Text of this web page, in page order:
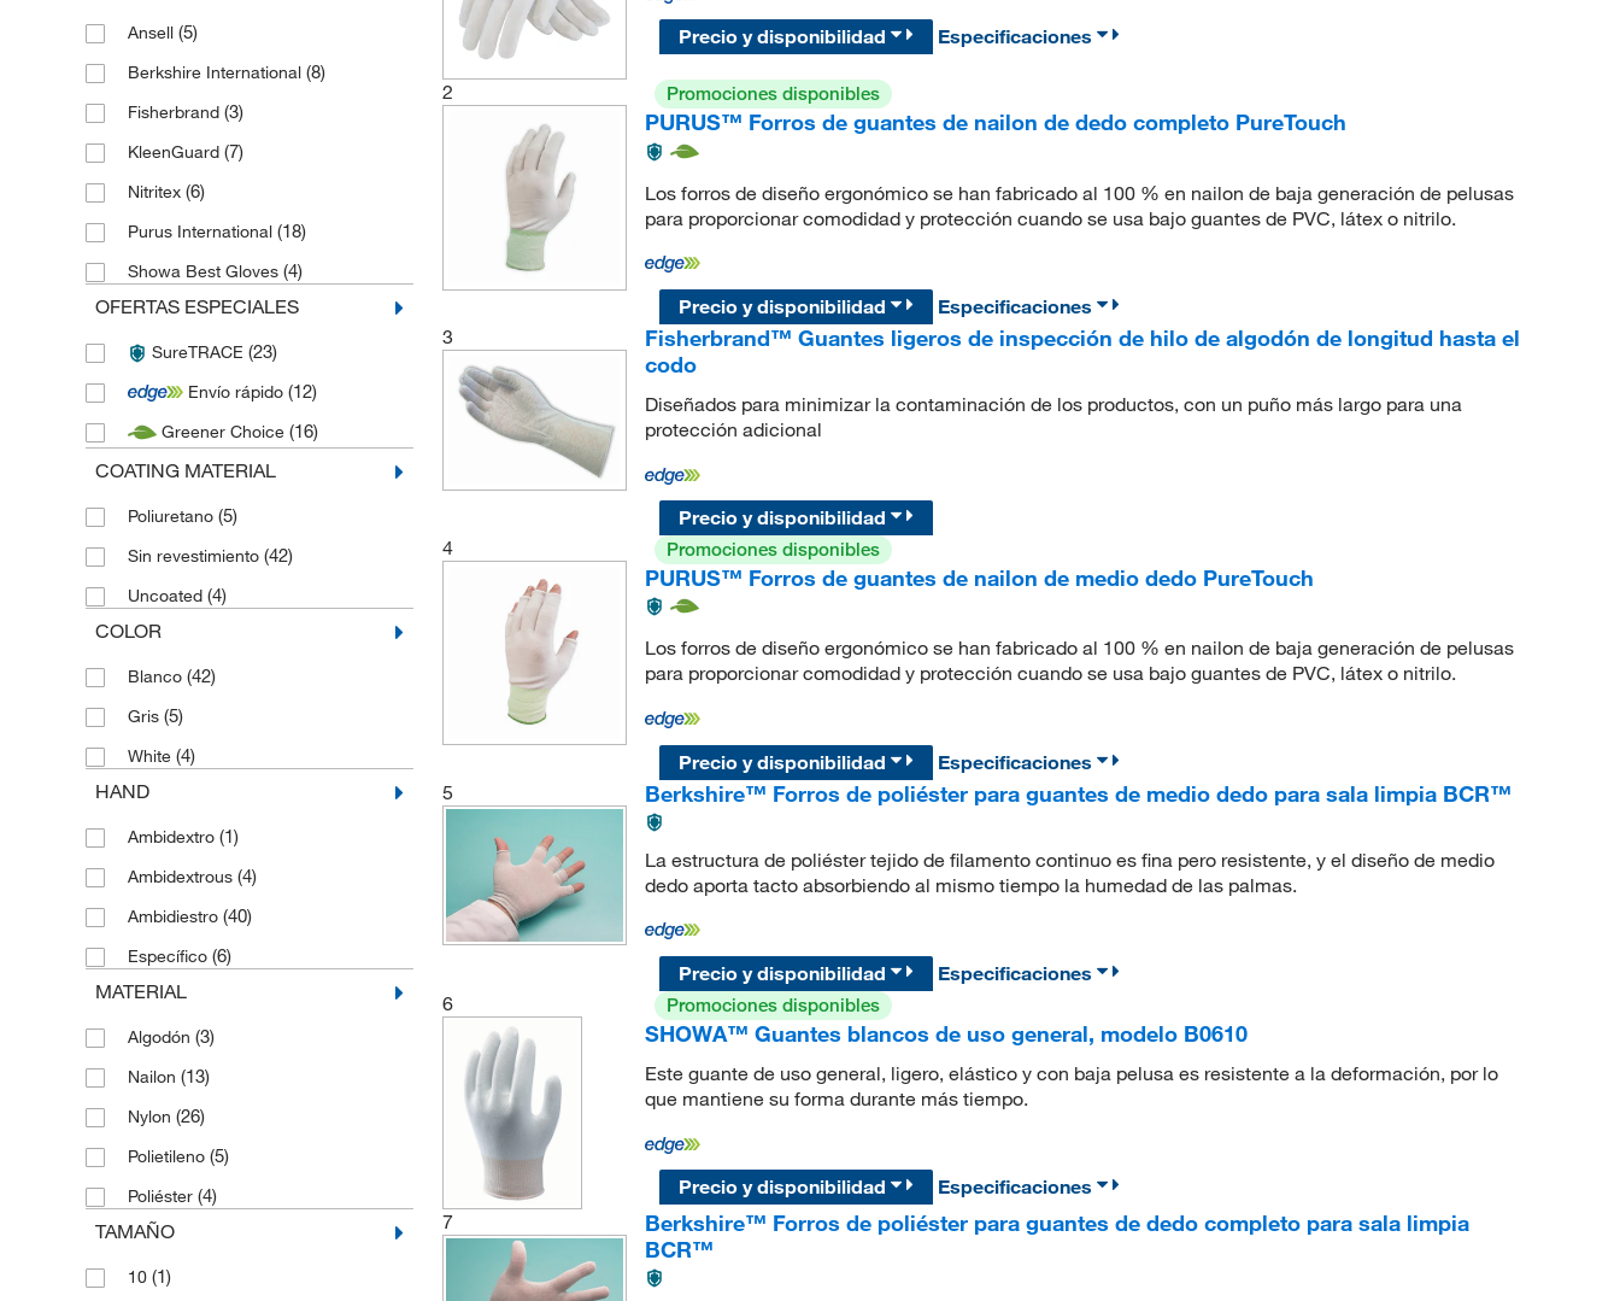
Ansell (5)
Berkshire International (8)
Fisherbrand (3)
KleenGuard (7)
Nitritex (6)
Purus International (18)
Showa Best Gloves (4)
OFERTAS ESPECIALES
SureTRACE (23)
Envío rápido (12)
Greener Choice (16)
COATING MATERIAL
Poliuretano (5)
Sin revestimiento (42)
Uncoated (4)
COLOR
Blanco (42)
Gris (5)
White (4)
HAND
Ambidextro (1)
Ambidextrous (4)
Ambidiestro (40)
Específico (6)
MATERIAL
Algodón (3)
Nailon (13)
Nylon (26)
Polietileno (5)
Poliéster (4)
TAMAÑO
10 (1)
Precio y disponibilidad Especificaciones
2 Promociones disponibles
PURUS™ Forros de guantes de nailon de dedo completo PureTouch
Los forros de diseño ergonómico se han fabricado al 100 % en nailon de baja generación de pelusas
para proporcionar comodidad y protección cuando se usa bajo guantes de PVC, látex o nitrilo.
Precio y disponibilidad
Especificaciones
3
Fisherbrand™ Guantes ligeros de inspección de hilo de algodón de longitud hasta el
codo
Diseñados para minimizar la contaminación de los productos, con un puño más largo para una
protección adicional
Precio y disponibilidad
4
Promociones disponibles
PURUS™ Forros de guantes de nailon de medio dedo PureTouch
Los forros de diseño ergonómico se han fabricado al 100 % en nailon de baja generación de pelusas
para proporcionar comodidad y protección cuando se usa bajo guantes de PVC, látex o nitrilo.
Precio y disponibilidad
Especificaciones
5
Berkshire™ Forros de poliéster para guantes de medio dedo para sala limpia BCR™
La estructura de poliéster tejido de filamento continuo es fina pero resistente, y el diseño de medio
dedo aporta tacto absorbiendo al mismo tiempo la humedad de las palmas.
Precio y disponibilidad
Especificaciones
6
Promociones disponibles
SHOWA™ Guantes blancos de uso general, modelo B0610
Este guante de uso general, ligero, elástico y con baja pelusa es resistente a la deformación, por lo
que mantiene su forma durante más tiempo.
Precio y disponibilidad
Especificaciones
7
Berkshire™ Forros de poliéster para guantes de dedo completo para sala limpia
BCR™